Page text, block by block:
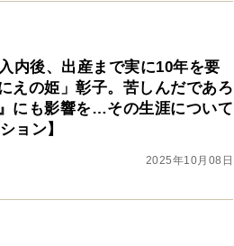
内後、出産まで実に10年を要
えの姫」彰子。苦しんだであろ
にも影響を…その生涯について
ョン】
2025年10月08日